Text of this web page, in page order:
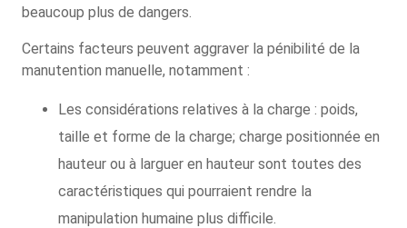
beaucoup plus de dangers.
Certains facteurs peuvent aggraver la pénibilité de la
manutention manuelle, notamment :
Les considérations relatives à la charge : poids,
taille et forme de la charge; charge positionnée en
hauteur ou à larguer en hauteur sont toutes des
caractéristiques qui pourraient rendre la
manipulation humaine plus difficile.